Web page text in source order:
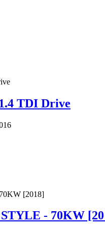
TDI Drive
- 70KW